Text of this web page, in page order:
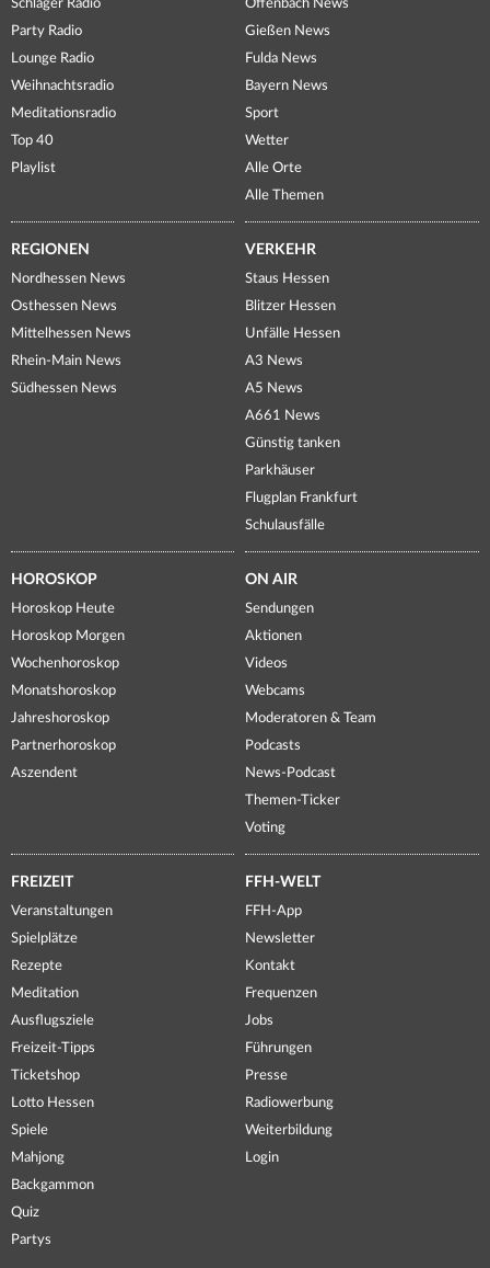
Schlager Radio
Party Radio
Lounge Radio
Weihnachtsradio
Meditationsradio
Top 40
Playlist
Offenbach News
Gießen News
Fulda News
Bayern News
Sport
Wetter
Alle Orte
Alle Themen
REGIONEN
Nordhessen News
Osthessen News
Mittelhessen News
Rhein-Main News
Südhessen News
VERKEHR
Staus Hessen
Blitzer Hessen
Unfälle Hessen
A3 News
A5 News
A661 News
Günstig tanken
Parkhäuser
Flugplan Frankfurt
Schulausfälle
HOROSKOP
Horoskop Heute
Horoskop Morgen
Wochenhoroskop
Monatshoroskop
Jahreshoroskop
Partnerhoroskop
Aszendent
ON AIR
Sendungen
Aktionen
Videos
Webcams
Moderatoren & Team
Podcasts
News-Podcast
Themen-Ticker
Voting
FREIZEIT
Veranstaltungen
Spielplätze
Rezepte
Meditation
Ausflugsziele
Freizeit-Tipps
Ticketshop
Lotto Hessen
Spiele
Mahjong
Backgammon
Quiz
Partys
FFH-WELT
FFH-App
Newsletter
Kontakt
Frequenzen
Jobs
Führungen
Presse
Radiowerbung
Weiterbildung
Login